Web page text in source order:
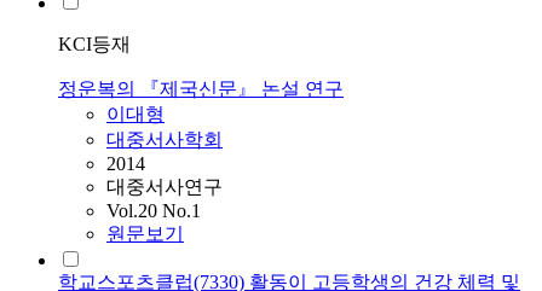
KCI등재
정운복의 『제국신문』 논설 연구
이대형
대중서사학회
2014
대중서사연구
Vol.20 No.1
원문보기
학교스포츠클럽(7330) 활동이 고등학생의 건강 체력 및